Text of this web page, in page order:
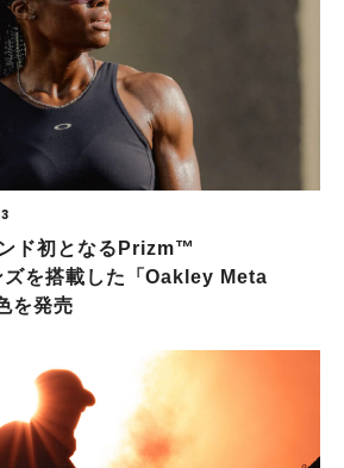
ド初となるPrizm™
を搭載した「Oakley Meta
を発売